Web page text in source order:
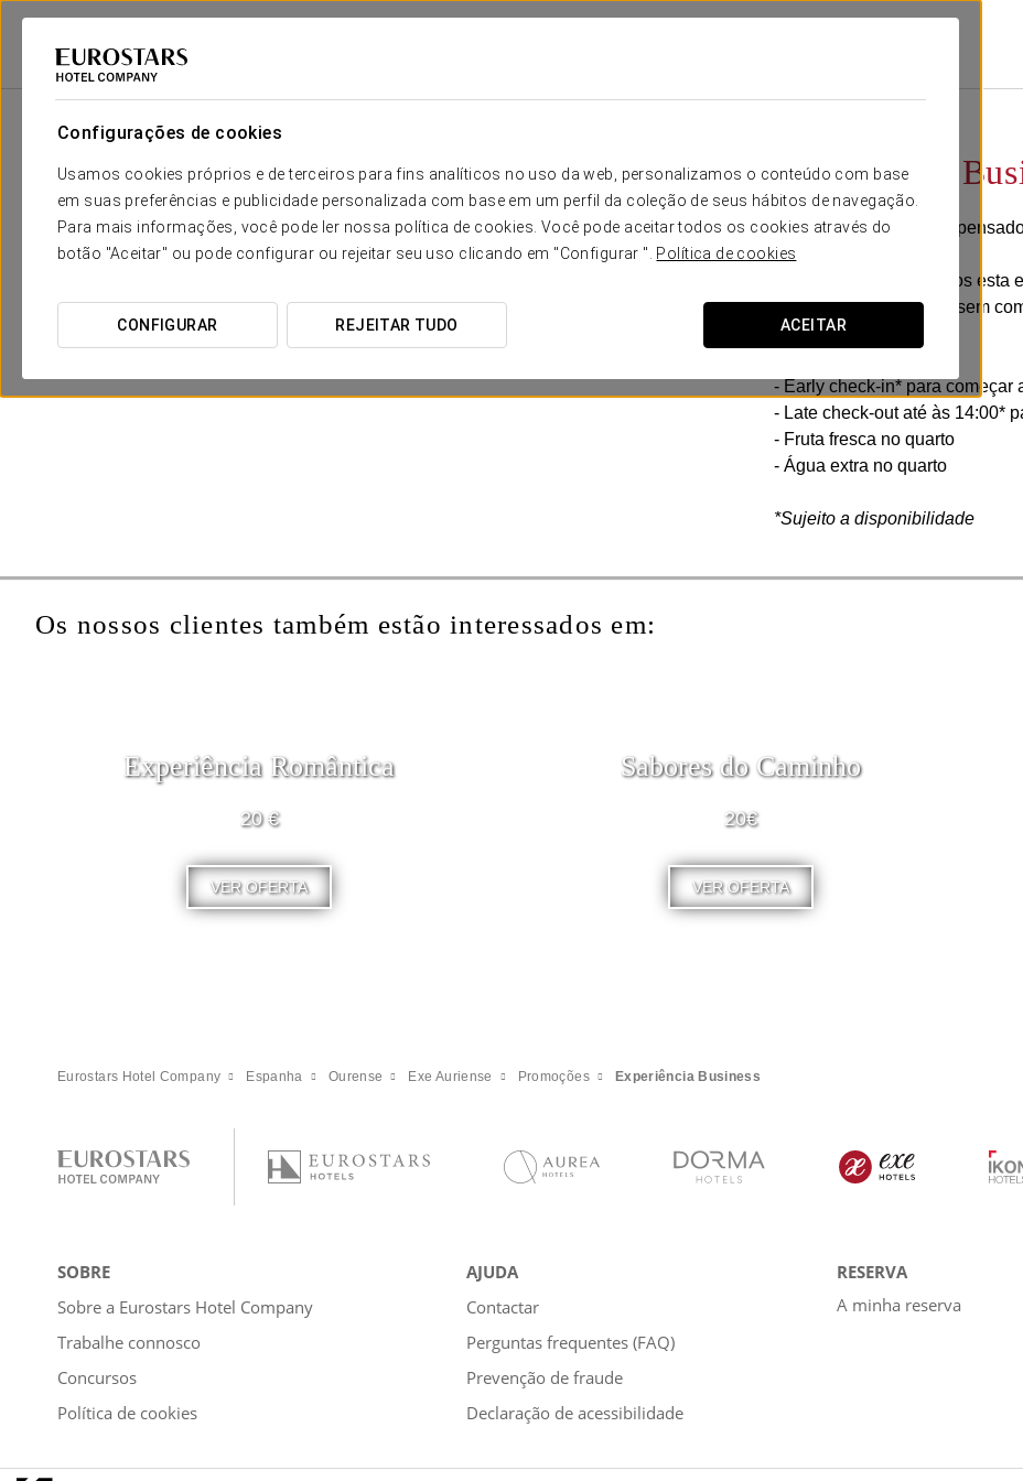
Configurações de cookies
Usamos cookies próprios e de terceiros para fins analíticos no uso da web, personalizamos o conteúdo com base
em suas preferências e publicidade personalizada com base em um perfil da coleção de seus hábitos de navegação.
Para mais informações, você pode ler nossa política de cookies. Você pode aceitar todos os cookies através do
botão "Aceitar" ou pode configurar ou rejeitar seu uso clicando em "Configurar ". Política de cookies
CONFIGURAR REJEITAR TUDO ACEITAR
Eurostars Hotel Company
Experiência
Horários flexíveis, tudo
No Exe Auriense criámos
conforto. Sem pressas, sem
- Early check-in* para começar
- Late check-out até às 14:00*
- Fruta fresca no quarto
- Água extra no quarto
*Sujeito a disponibilidade
Os nossos clientes também estão interessados em:
Experiência Romântica
20 €
VER OFERTA
Sabores do Caminho
20€
VER OFERTA
Eurostars Hotel Company Espanha Ourense Exe Auriense Promoções Experiência Business
SOBRE
Sobre a Eurostars Hotel Company
Trabalhe connosco
Concursos
Política de cookies
AJUDA
Contactar
Perguntas frequentes (FAQ)
Prevenção de fraude
Declaração de acessibilidade
RESERVA
A minha reserva